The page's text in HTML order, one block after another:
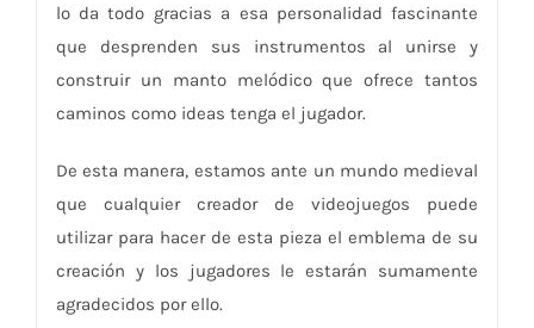
lo da todo gracias a esa personalidad fascinante
que desprenden sus instrumentos al unirse y
construir un manto melódico que ofrece tantos
caminos como ideas tenga el jugador.
De esta manera, estamos ante un mundo medieval
que cualquier creador de videojuegos puede
utilizar para hacer de esta pieza el emblema de su
creación y los jugadores le estarán sumamente
agradecidos por ello.